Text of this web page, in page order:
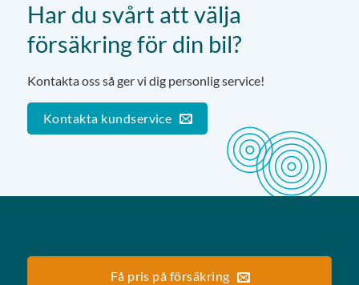
Har du svårt att välja
försäkring för din bil?
Kontakta oss så ger vi dig personlig service!
Kontakta kundservice
Få pris på försäkring